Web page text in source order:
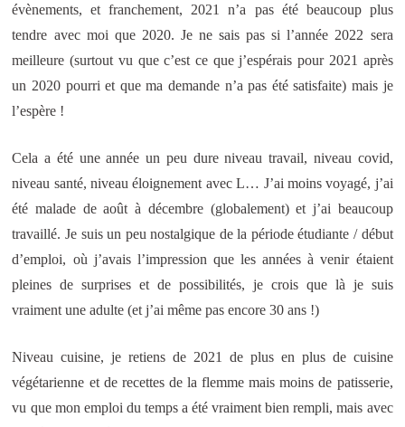
évènements, et franchement, 2021 n’a pas été beaucoup plus
tendre avec moi que 2020. Je ne sais pas si l’année 2022 sera
meilleure (surtout vu que c’est ce que j’espérais pour 2021 après
un 2020 pourri et que ma demande n’a pas été satisfaite) mais je
l’espère !
Cela a été une année un peu dure niveau travail, niveau covid,
niveau santé, niveau éloignement avec L… J’ai moins voyagé, j’ai
été malade de août à décembre (globalement) et j’ai beaucoup
travaillé. Je suis un peu nostalgique de la période étudiante / début
d’emploi, où j’avais l’impression que les années à venir étaient
pleines de surprises et de possibilités, je crois que là je suis
vraiment une adulte (et j’ai même pas encore 30 ans !)
Niveau cuisine, je retiens de 2021 de plus en plus de cuisine
végétarienne et de recettes de la flemme mais moins de patisserie,
vu que mon emploi du temps a été vraiment bien rempli, mais avec